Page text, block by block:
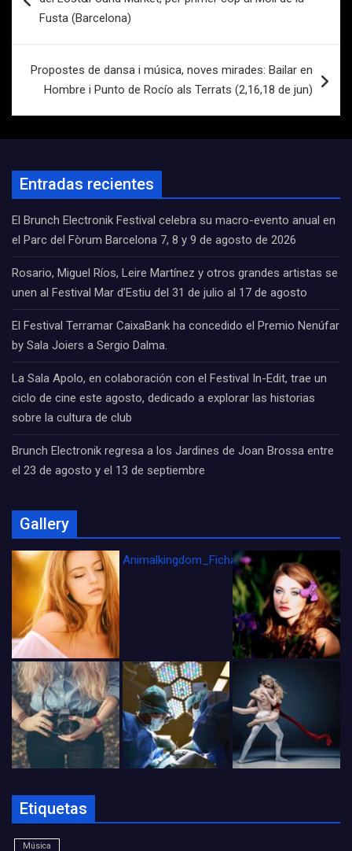
entradas
Fusta (Barcelona)
Propostes de dansa i música, noves mirades: Bailar en
Hombre i Punto de Rocío als Terrats (2,16,18 de jun)
Entradas recientes
El Brunch Electronik Festival celebra su macro-evento anual en
el Parc del Fòrum Barcelona 7, 8 y 9 de agosto de 2026
Rosario, Miguel Ríos, Leire Martínez y otros grandes artistas se
unen al Festival Mar d’Estiu del 31 de julio al 17 de agosto
El Festival Terramar CaixaBank ha concedido el Premio Nenúfar
by Sala Joiers a Sergio Dalma.
La Sala Apolo, en colaboración con el Festival In-Edit, trae un
ciclo de cine este agosto, dedicado a explorar las historias
sobre la cultura de club
Brunch Electronik regresa a los Jardines de Joan Brossa entre
el 23 de agosto y el 13 de septiembre
Gallery
Animalkingdom_FichaCine
Etiquetas
Música